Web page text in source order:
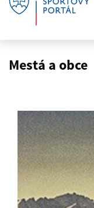
Mestá a obce